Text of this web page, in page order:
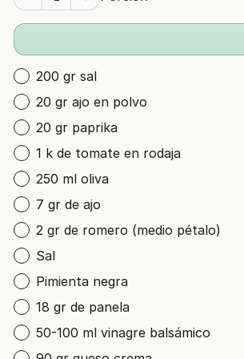
200 gr sal
20 gr ajo en polvo
20 gr paprika
1 k de tomate en rodaja
250 ml oliva
7 gr de ajo
2 gr de romero (medio pétalo)
Sal
Pimienta negra
18 gr de panela
50-100 ml vinagre balsámico